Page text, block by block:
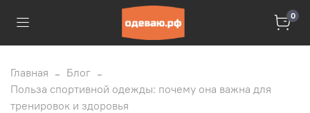
0
Главная
Блог
Польза спортивной одежды: почему она важна для
тренировок и здоровья